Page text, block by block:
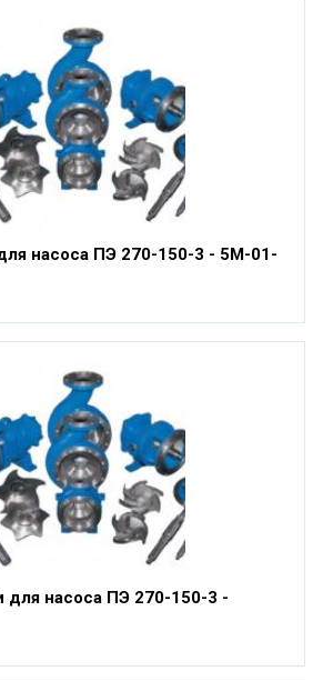
насоса ПЭ 270-150-3 - 5М-01-
для насоса ПЭ 270-150-3 -